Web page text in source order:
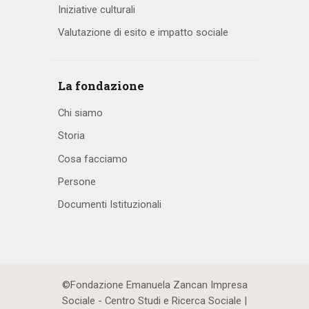
Iniziative culturali
Valutazione di esito e impatto sociale
La fondazione
Chi siamo
Storia
Cosa facciamo
Persone
Documenti Istituzionali
©Fondazione Emanuela Zancan Impresa
Sociale - Centro Studi e Ricerca Sociale |